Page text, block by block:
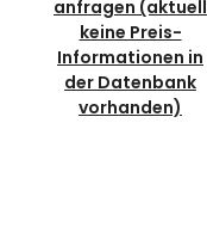
anfragen (aktuell
keine Preis-
Informationen in
der Datenbank
vorhanden)